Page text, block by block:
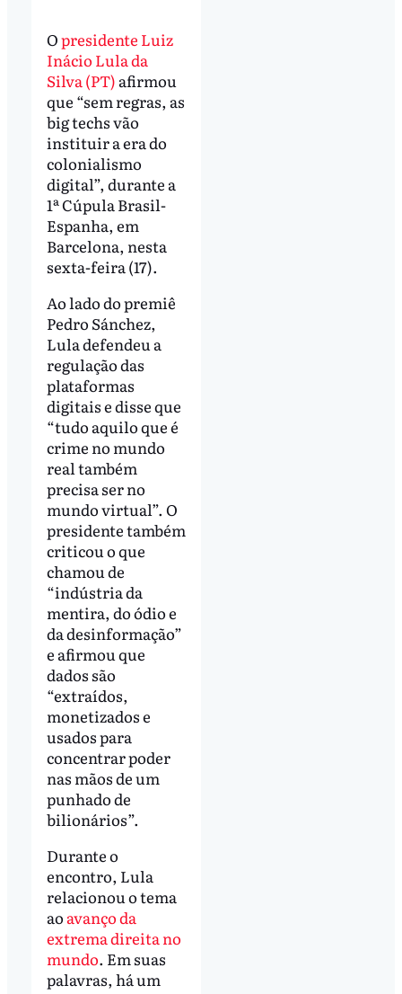
Opresidente Luiz
Inácio Lula da
Silva (PT) afirmou
que “sem regras, as
big techs vão
instituir a era do
colonialismo
digital”, durante a
1ª Cúpula Brasil-
Espanha, em
Barcelona, nesta
sexta-feira (17).
Ao lado do premiê
Pedro Sánchez,
Lula defendeu a
regulação das
plataformas
digitais e disse que
“tudo aquilo que é
crime no mundo
real também
precisa ser no
mundo virtual”. O
presidente também
criticou o que
chamou de
“indústria da
mentira, do ódio e
da desinformação”
e afirmou que
dados são
“extraídos,
monetizados e
usados para
concentrar poder
nas mãos de um
punhado de
bilionários”.
Durante o
encontro, Lula
relacionou o tema
ao avanço da
extrema direita no
mundo. Em suas
palavras, há um